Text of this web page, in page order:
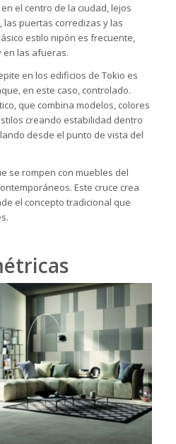
el centro de la ciudad, lejos
las puertas corredizas y las
estilo nipón es frecuente,
en las afueras.
en los edificios de Tokio es
en este caso, controlado.
que combina modelos, colores
creando estabilidad dentro
desde el punto de vista del
se rompen con muebles del
Este cruce crea
el concepto tradicional que